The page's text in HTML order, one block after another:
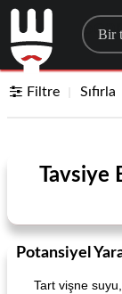
Filtre Sıfırla
Tavsiye
Potansiyel
Tart vişne suyu,